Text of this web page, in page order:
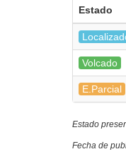
Estado
Volcado
E.Parcial
Estado
Fecha de